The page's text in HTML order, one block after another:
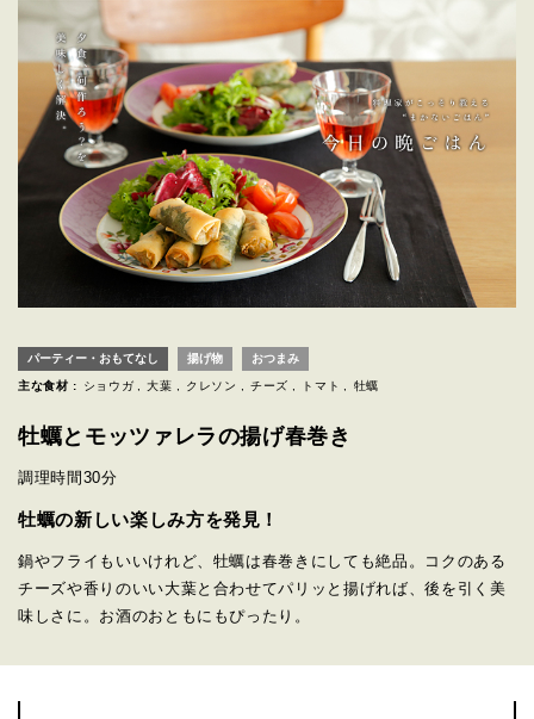
パーティー・おもてなし 揚げ物 おつまみ
主な食材 : ショウガ 大葉 クレソン チーズ トマト 牡蠣
牡蠣とモッツァレラの揚げ春巻き
調理時間 30分
牡蠣の新しい楽しみ方を発見！
鍋やフライもいいけれど、牡蠣は春巻きにしても絶品。コクのある
チーズや香りのいい大葉と合わせてパリッと揚げれば、後を引く美
味しさに。お酒のおともにもぴったり。